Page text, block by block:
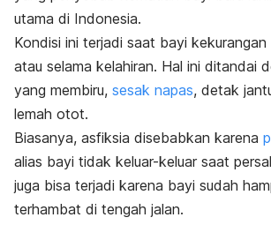
utama di Indonesia.
Kondisi ini terjadi saat bayi kekurangan
atau selama kelahiran. Hal ini ditandai
yang membiru, sesak napas, detak
lemah otot.
Biasanya, asfiksia disebabkan karena
alias bayi tidak keluar-keluar saat
juga bisa terjadi karena bayi sudah
terhambat di tengah jalan.